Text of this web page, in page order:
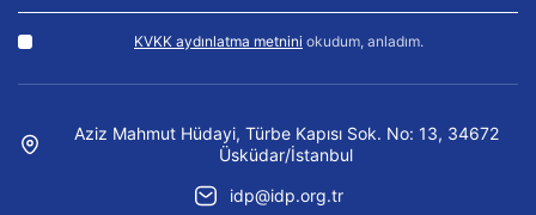
KVKK aydınlatma metnini okudum, anladım.
Aziz Mahmut Hüdayi, Türbe Kapısı Sok. No: 13, 34672
Üsküdar/İstanbul
idp@idp.org.tr